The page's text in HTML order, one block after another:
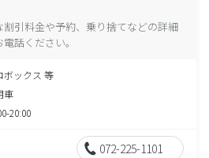
引料金や予約、乗り捨てなどの詳細
話ください。
ボックス 等
車
20:00
072-225-1101